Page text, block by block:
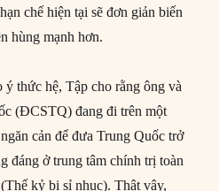
chế hiện tại sẽ đơn giản biến
hùng mạnh hơn.
thức hệ, Tập cho rằng ông và
(ĐCSTQ) đang đi trên một
cản để đưa Trung Quốc trở
đáng ở trung tâm chính trị toàn
kỷ bị sỉ nhục). Thật vậy,